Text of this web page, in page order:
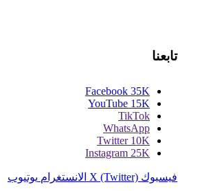
تابعنا
Facebook 35K
YouTube 15K
TikTok
WhatsApp
Twitter 10K
Instagram 25K
فيسبوك X (Twitter) الانستغرام يوتيوب